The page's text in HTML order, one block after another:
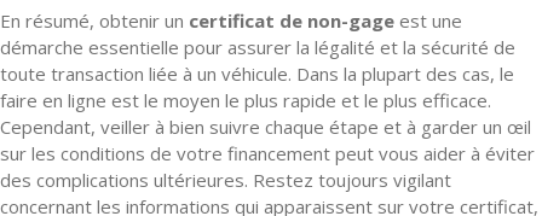
En résumé, obtenir un certificat de non-gage est une
démarche essentielle pour assurer la légalité et la sécurité de
toute transaction liée à un véhicule. Dans la plupart des cas, le
faire en ligne est le moyen le plus rapide et le plus efficace.
Cependant, veiller à bien suivre chaque étape et à garder un œil
sur les conditions de votre financement peut vous aider à éviter
des complications ultérieures. Restez toujours vigilant
concernant les informations qui apparaissent sur votre certificat,